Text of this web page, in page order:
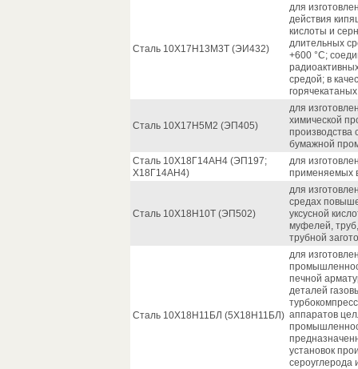
Сталь 10Х17Н13М3Т (ЭИ432)
для
действия
кислоты и
длительных
+600 °С;
средой; в
Сталь 10Х17Н5М2 (ЭП405)
для
химической
производства
бумажной
Сталь 10Х18Г14АН4 (ЭП197;
Х18Г14АН4)
для
применяемых
Сталь 10Х18Н10Т (ЭП502)
для
средах
уксусной
муфелей,
трубной
Сталь 10Х18Н11БЛ (5Х18Н11БЛ)
для
печной
деталей
аппаратов
установок
сероуглерода